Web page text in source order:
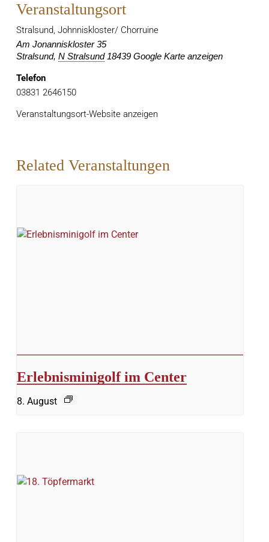
Veranstaltungsort
Stralsund, Johnniskloster/ Chorruine
Am Jonanniskloster 35
Stralsund, N Stralsund 18439 Google Karte anzeigen
Telefon
03831 2646150
Veranstaltungsort-Website anzeigen
Related Veranstaltungen
Erlebnisminigolf im Center
8. August